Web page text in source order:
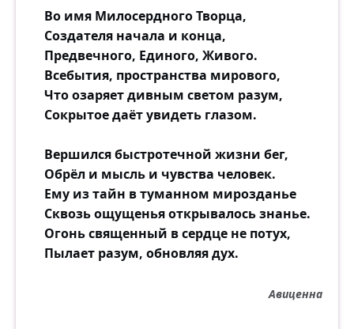
Во имя Милосердного Творца,
Создателя начала и конца,
Предвечного, Единого, Живого.
Всебытия, пространства мирового,
Что озаряет дивным светом разум,
Сокрытое даёт увидеть глазом.
Вершился быстротечной жизни бег,
Обрёл и мысль и чувства человек.
Ему из тайн в туманном мирозданье
Сквозь ощущенья открывалось знанье.
Огонь священный в сердце не потух,
Пылает разум, обновляя дух.
Авиценна